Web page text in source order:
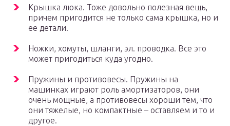
Крышка люка. Тоже довольно полезная вещь,
причем пригодится не только сама крышка, но и
ее детали.
Ножки, хомуты, шланги, эл. проводка. Все это
может пригодиться куда угодно.
Пружины и противовесы. Пружины на
машинках играют роль амортизаторов, они
очень мощные, а противовесы хороши тем, что
они тяжелые, но компактные – оставляем и то и
другое.